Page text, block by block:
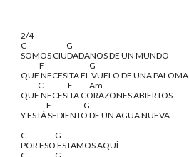
2/4
C
        G
SOMOS CIUDADANOS DE UN MUNDO
     F
        G
QUE NECESITA EL VUELO DE UNA PALOMA
    C
         E
Am
QUE NECESITA CORAZONES ABIERTOS
                  F
    G
Y ESTÁ SEDIENTO DE UN AGUA NUEVA
C
G
POR ESO ESTAMOS AQUÍ